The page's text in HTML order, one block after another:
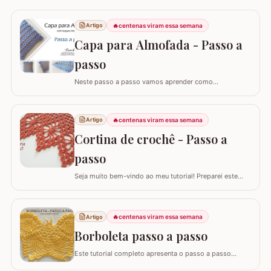
Artigo 🔥centenas viram essa semana
Capa para Almofada - Passo a
passo
Neste passo a passo vamos aprender como
intercalados. Fiz a capa para almofada de 40 x 40 e
seguindo o passo a passo você consegue adaptar para
o tamanho desejado. Utilizei o fio Barroco Maxcolor da
Círculo S/A. Um fio extremamente macio por ser 100%…
Artigo 🔥centenas viram essa semana
Cortina de crochê - Passo a
passo
Seja muito bem-vindo ao meu tutorial! Preparei este
uma peça versátil e encantadora. Hoje, vamos aprender
todos os passos para criar uma linda CORTINA DE
CROCHÊ, um modelo clássico que também pode ser
adaptado como bandô ou até mesmo como um…
Artigo 🔥centenas viram essa semana
Borboleta passo a passo
Este tutorial completo apresenta o passo a passo